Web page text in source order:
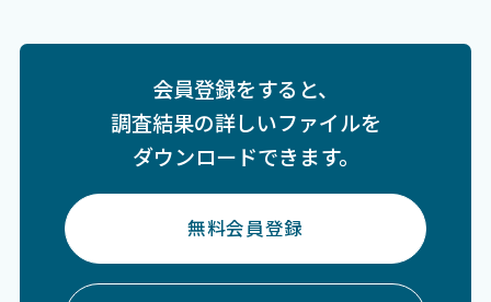
会員登録をすると、
調査結果の詳しいファイルを
ダウンロードできます。
無料会員登録